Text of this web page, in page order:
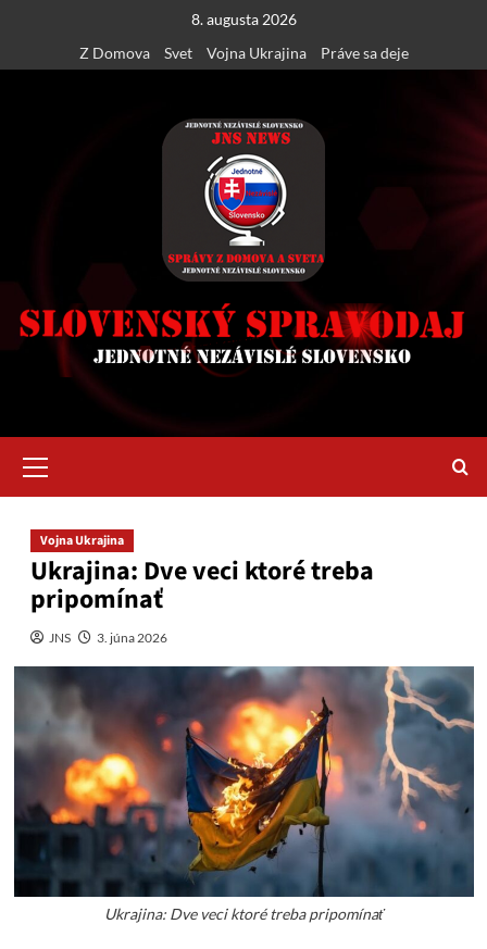
content
8. augusta 2026
Z Domova
Svet Vojna Ukrajina Práve sa deje
Menu
Vojna Ukrajina
Ukrajina: Dve veci ktoré treba
pripomínať
JNS 3. júna 2026
Ukrajina: Dve veci ktoré treba pripomínať